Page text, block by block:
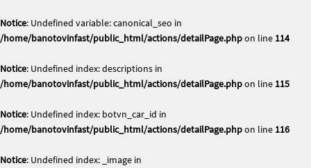
Notice: Undefined variable: canonical_seo in
/home/banotovinfast/public_html/actions/detailPage.phpon line 114
Notice: Undefined index: descriptions in
/home/banotovinfast/public_html/actions/detailPage.phpon line 115
Notice: Undefined index: botvn_car_id in
/home/banotovinfast/public_html/actions/detailPage.phpon line 116
Notice: Undefined index: _image in